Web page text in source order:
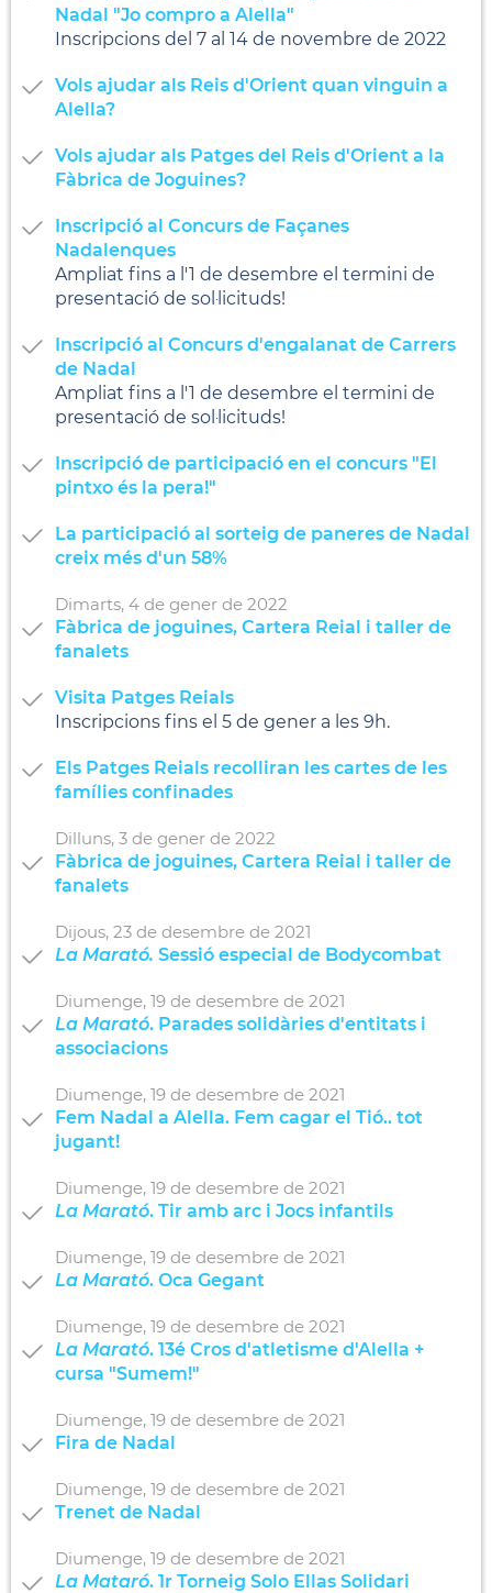
Nadal "Jo compro a Alella"
Inscripcions del 7 al 14 de novembre de 2022
Vols ajudar als Reis d'Orient quan vinguin a
Alella?
Vols ajudar als Patges del Reis d'Orient a la
Fàbrica de Joguines?
Inscripció al Concurs de Façanes
Nadalenques
Ampliat fins a l'1 de desembre el termini de
presentació de sol·licituds!
Inscripció al Concurs d'engalanat de Carrers
de Nadal
Ampliat fins a l'1 de desembre el termini de
presentació de sol·licituds!
Inscripció de participació en el concurs "El
pintxo és la pera!"
La participació al sorteig de paneres de Nadal
creix més d'un 58%
Dimarts, 4 de gener de 2022
Fàbrica de joguines, Cartera Reial i taller de
fanalets
Visita Patges Reials
Inscripcions fins el 5 de gener a les 9h.
Els Patges Reials recolliran les cartes de les
famílies confinades
Dilluns, 3 de gener de 2022
Fàbrica de joguines, Cartera Reial i taller de
fanalets
Dijous, 23 de desembre de 2021
La Marató. Sessió especial de Bodycombat
Diumenge, 19 de desembre de 2021
La Marató. Parades solidàries d'entitats i
associacions
Diumenge, 19 de desembre de 2021
Fem Nadal a Alella. Fem cagar el Tió.. tot
jugant!
Diumenge, 19 de desembre de 2021
La Marató. Tir amb arc i Jocs infantils
Diumenge, 19 de desembre de 2021
La Marató. Oca Gegant
Diumenge, 19 de desembre de 2021
La Marató. 13é Cros d'atletisme d'Alella +
cursa "Sumem!"
Diumenge, 19 de desembre de 2021
Fira de Nadal
Diumenge, 19 de desembre de 2021
Trenet de Nadal
Diumenge, 19 de desembre de 2021
La Mataró. 1r Torneig Solo Ellas Solidari